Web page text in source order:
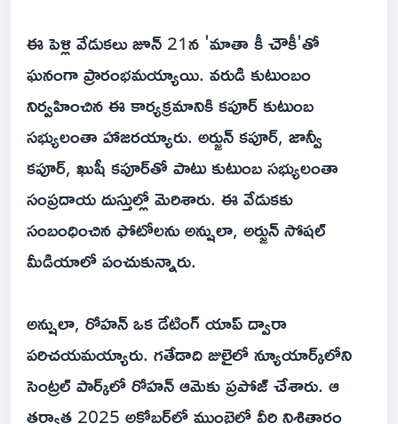
ఈ పెళ్లి వేడుకలు జూన్ 21న 'మాతా కీ చౌకీ'తో
ఘనంగా ప్రారంభమయ్యాయి. వరుడి కుటుంబం
నిర్వహించిన ఈ కార్యక్రమానికి కపూర్ కుటుంబ
సభ్యులంతా హాజరయ్యారు. అర్జున్ కపూర్, జాన్వీ
కపూర్, ఖుషీ కపూర్‌తో పాటు కుటుంబ సభ్యులంతా
సంప్రదాయ దుస్తుల్లో మెరిశారు. ఈ వేడుకకు
సంబంధించిన ఫోటోలను అన్షులా, అర్జున్ సోషల్
మీడియాలో పంచుకున్నారు.
అన్షులా, రోహన్ ఒక డేటింగ్ యాప్ ద్వారా
పరిచయమయ్యారు. గతేడాది జులైలో న్యూయార్క్‌లోని
సెంట్రల్ పార్క్‌లో రోహన్ ఆమెకు ప్రపోజ్ చేశారు. ఆ
తర్వాత 2025 అక్టోబర్‌లో ముంబైలో వీరి నిశ్చితార్థం